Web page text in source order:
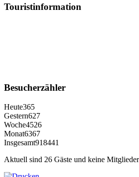
Touristinformation
Besucherzähler
Heute365
Gestern627
Woche4526
Monat6367
Insgesamt918441
Aktuell sind 26 Gäste und keine